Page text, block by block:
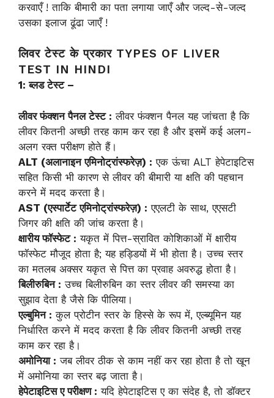
करवाएँ ! ताकि बीमारी का पता लगाया जाएँ और जल्द-से-जल्द
उसका इलाज ढूंढा जाएँ !
लिवर टेस्ट के प्रकार TYPES OF LIVER
TEST IN HINDI
1: ब्लड टेस्ट –
लीवर फंक्शन पैनल टेस्ट : लीवर फंक्शन पैनल यह जांचता है कि
लीवर कितनी अच्छी तरह काम कर रहा है और इसमें कई अलग-
अलग रक्त परीक्षण होते हैं।
ALT (अलानाइनएमिनोट्रांस्फरेज़) : एक ऊंचा ALT हेपेटाइटिस
सहित किसी भी कारण से लीवर की बीमारी या क्षति की पहचान
करने में मदद करता है।
AST (एस्पार्टेट एमिनोट्रांस्फरेज़) : एएलटी के साथ, एएसटी
जिगर की क्षति की जांच करता है।
क्षारीय फॉस्फेट : यकृत में पित्त-स्रावित कोशिकाओं में क्षारीय
फॉस्फेट मौजूद होता है; यह हड्डियों में भी होता है। उच्च स्तर
का मतलब अक्सर यकृत से पित्त का प्रवाह अवरुद्ध होता है।
बिलीरुबिन : उच्च बिलीरुबिन का स्तर लीवर की समस्या का
सुझाव देता है जैसे कि पीलिया।
एल्बुमिन : कुल प्रोटीन स्तर के हिस्से के रूप में, एल्ब्यूमिन यह
निर्धारित करने में मदद करता है कि लीवर कितनी अच्छी तरह
काम कर रहा है।
अमोनिया : जब लीवर ठीक से काम नहीं कर रहा होता है तो खून
में अमोनिया का स्तर बढ़ जाता है।
हेपेटाइटिस ए परीक्षण : यदि हेपेटाइटिस ए का संदेह है, तो डॉक्टर